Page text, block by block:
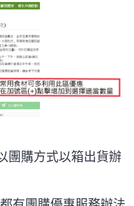
團購方式以箱出貨辦